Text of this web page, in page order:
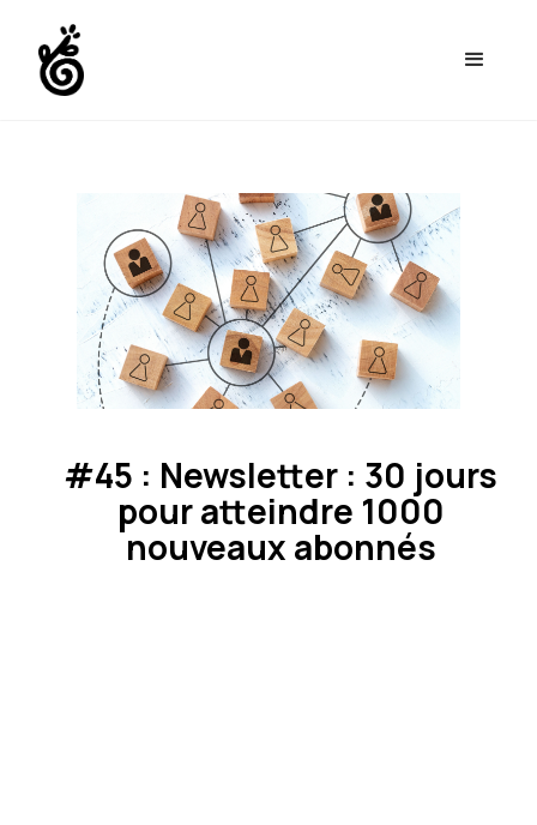
#45 : Newsletter : 30 jours
pour atteindre 1000
nouveaux abonnés